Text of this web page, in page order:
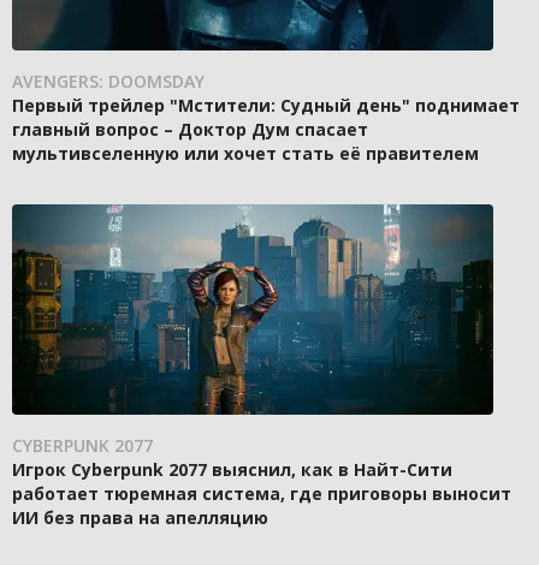
AVENGERS: DOOMSDAY
Первый трейлер "Мстители: Судный день" поднимает
главный вопрос – Доктор Дум спасает
мультивселенную или хочет стать её правителем
CYBERPUNK 2077
Игрок Cyberpunk 2077 выяснил, как в Найт-Сити
работает тюремная система, где приговоры выносит
ИИ без права на апелляцию